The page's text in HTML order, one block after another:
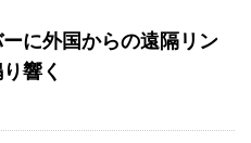
に外国からの遠隔リン
響く